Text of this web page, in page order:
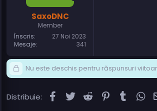
SaxoDNC
Member
Înscris
27 Noi 2023
Mesaje
341
Nu este deschis pentru răspunsuri
Distribuie: FacebookTwitterReddit PinterestTumblr